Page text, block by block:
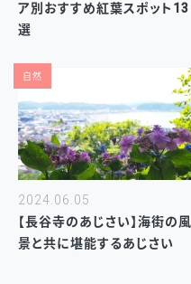
ア別おすすめ紅葉スポット13
選
自然
2024.06.05
【長谷寺のあじさい】海街の風
景と共に堪能するあじさい